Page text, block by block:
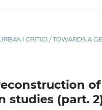
CRITICI / TOWARDS A
studies (part.